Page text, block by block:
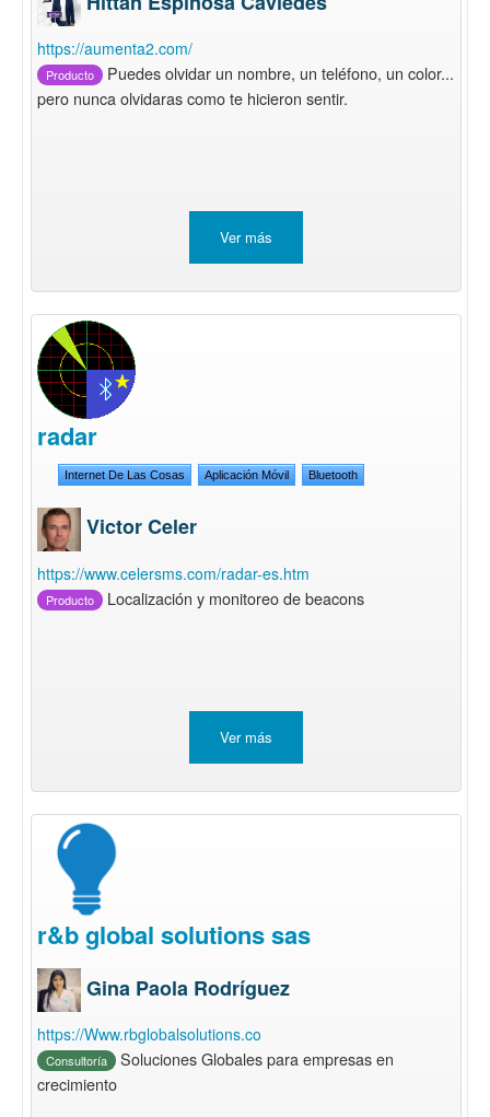
https://aumenta2.com/
Producto
Puedes olvidar un nombre, un teléfono, un color...
pero nunca olvidaras como te hicieron sentir.
Ver más
radar
Internet De Las Cosas Aplicación Móvil Bluetooth
Victor Celer
https://www.celersms.com/radar-es.htm
Producto Localización y monitoreo de beacons
Ver más
r&b global solutions sas
Gina Paola Rodríguez
https://Www.rbglobalsolutions.co
Consultoría
Soluciones Globales para empresas en
crecimiento